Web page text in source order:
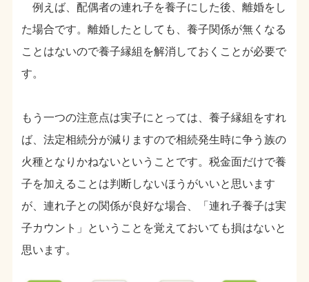
例えば、配偶者の連れ子を養子にした後、離婚をし
た場合です。離婚したとしても、養子関係が無くなる
ことはないので養子縁組を解消しておくことが必要で
す。
もう一つの注意点は実子にとっては、養子縁組をすれ
ば、法定相続分が減りますので相続発生時に争う族の
火種となりかねないということです。税金面だけで養
子を加えることは判断しないほうがいいと思います
が、連れ子との関係が良好な場合、「連れ子養子は実
子カウント」ということを覚えておいても損はないと
思います。